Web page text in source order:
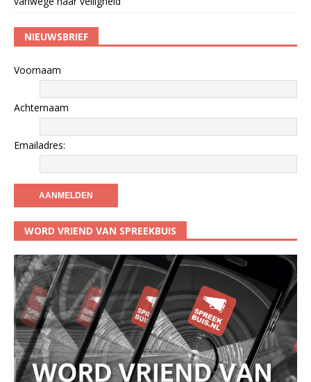
NIEUWSBRIEF
Voornaam
Achternaam
Emailadres:
WORD VRIEND VAN SPREEKBUIS